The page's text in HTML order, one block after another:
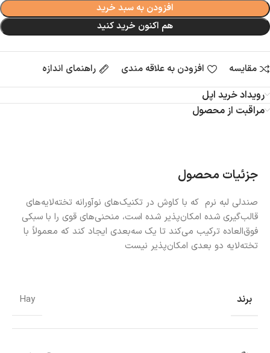
افزودن به سبد خرید
هم اکنون خرید کنید
مقایسه افزودن به علاقه مندی راهنمای اندازه
رویداد خرید اپل
مراقبت از محصول
جزئیات محصول
صندلی لبه نرم که با کاوش در تکنیک‌های نوآورانه تخته‌لایه‌های
قالب‌گیری شده امکان‌پذیر شده است، منحنی‌های قوی را با سبکی
فوق‌العاده ترکیب می‌کند تا یک سه‌بعدی ایجاد کند که معمولاً با
تخته‌لایه دو بعدی امکان‌پذیر نیست
برند Hay